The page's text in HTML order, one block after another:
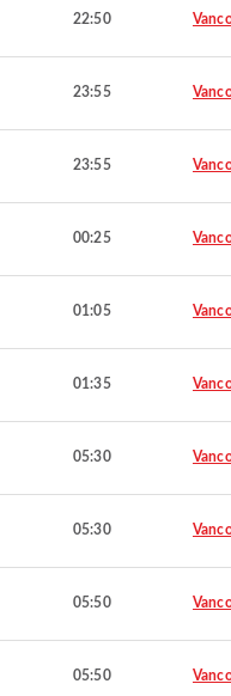
22:50
23:55
23:55
00:25
01:05
01:35
05:30
05:30
05:50
05:50